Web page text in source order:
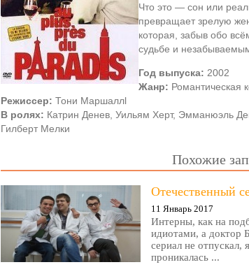
Что это — сон или
превращает зрелую
которая, забыв обо
судьбе и
Год выпуска: 2002
Жанр: Романтическая
Режиссер: Тони Маршаллl
В ролях: Катрин Денев, Уильям Херт, Эмманюэль
Гилберт Мелки
Похожие
Отечественный
11 Январь 2017
Интерны, как на
идиотами, а доктор
сериал не отпускал,
проникалась ...